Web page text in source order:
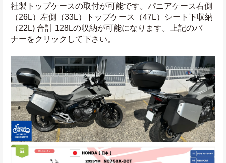
社製トップケースの取付が可能です。パニアケース右側
（26L）左側（33L）トップケース（47L）シート下収納
（22L) 合計 128Lの収納が可能になります。上記のバ
ナーをクリックして下さい。